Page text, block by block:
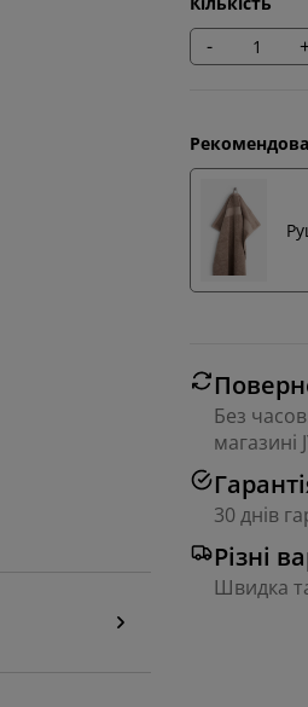
-
Без
магазині
30 днів
Різні
Швидка